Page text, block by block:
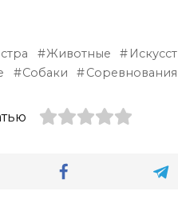
Животные
Собаки Соревнования